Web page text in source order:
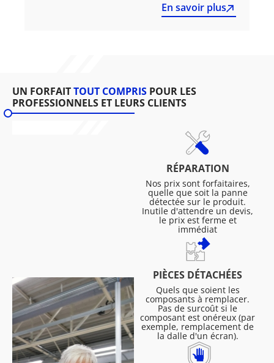
En savoir plus
UN FORFAITTOUT COMPRIS POUR LES
PROFESSIONNELS ET LEURS CLIENTS
RÉPARATION
Nos prix sont forfaitaires,
quelle que soit la panne
détectée sur le produit.
Inutile d'attendre un devis,
le prix est ferme et
immédiat
PIÈCES DÉTACHÉES
Quels que soient les
composants à remplacer.
Pas de surcoût si le
composant est onéreux (par
exemple, remplacement de
la dalle d'un écran).